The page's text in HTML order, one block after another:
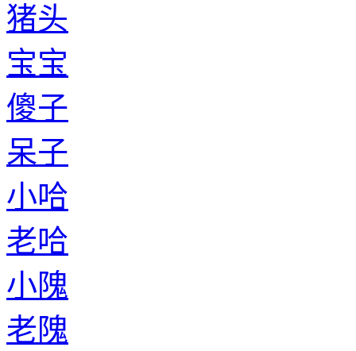
猪头
宝宝
傻子
呆子
小哈
老哈
小隗
老隗